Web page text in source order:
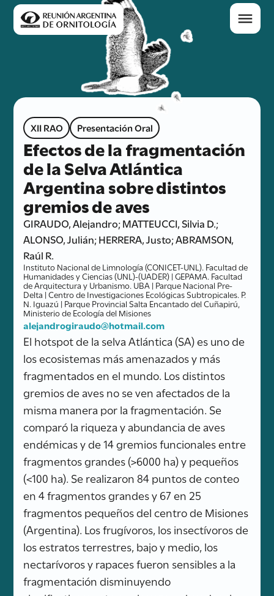
XII RAO Presentación Oral
Efectos de la fragmentación
de la Selva Atlántica
Argentina sobre distintos
gremios de aves
GIRAUDO, Alejandro; MATTEUCCI, Silvia D.;
ALONSO, Julián; HERRERA, Justo; ABRAMSON,
Raúl R.
Instituto Nacional de Limnología (CONICET-UNL). Facultad de
Humanidades y Ciencias (UNL)-(UADER) | GEPAMA. Facultad
de Arquitectura y Urbanismo. UBA | Parque Nacional Pre-
Delta | Centro de Investigaciones Ecológicas Subtropicales. P.
N. Iguazú | Parque Provincial Salta Encantado del Cuñapirú,
Ministerio de Ecología del Misiones
alejandrogiraudo@hotmail.com
El hotspot de la selva Atlántica (SA) es uno de
los ecosistemas más amenazados y más
fragmentados en el mundo. Los distintos
gremios de aves no se ven afectados de la
misma manera por la fragmentación. Se
comparó la riqueza y abundancia de aves
endémicas y de 14 gremios funcionales entre
fragmentos grandes (>6000 ha) y pequeños
(<100 ha). Se realizaron 84 puntos de conteo
en 4 fragmentos grandes y 67 en 25
fragmentos pequeños del centro de Misiones
(Argentina). Los frugívoros, los insectívoros de
los estratos terrestres, bajo y medio, los
nectarívoros y rapaces fueron sensibles a la
fragmentación disminuyendo